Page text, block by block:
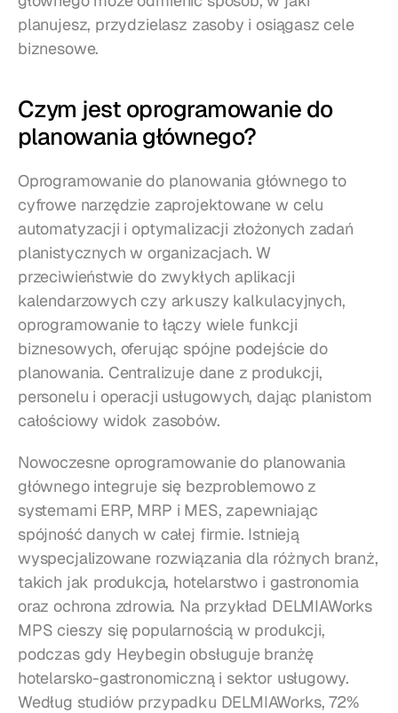
planujesz, przydzielasz zasoby i osiągasz cele
biznesowe.
Czym jest oprogramowanie do
planowania głównego?
Oprogramowanie do planowania głównego to
cyfrowe narzędzie zaprojektowane w celu
automatyzacji i optymalizacji złożonych zadań
planistycznych w organizacjach. W
przeciwieństwie do zwykłych aplikacji
kalendarzowych czy arkuszy kalkulacyjnych,
oprogramowanie to łączy wiele funkcji
biznesowych, oferując spójne podejście do
planowania. Centralizuje dane z produkcji,
personelu i operacji usługowych, dając planistom
całościowy widok zasobów.
Nowoczesne oprogramowanie do planowania
głównego integruje się bezproblemowo z
systemami ERP, MRP i MES, zapewniając
spójność danych w całej firmie. Istnieją
wyspecjalizowane rozwiązania dla różnych branż,
takich jak produkcja, hotelarstwo i gastronomia
oraz ochrona zdrowia. Na przykład DELMIAWorks
MPS cieszy się popularnością w produkcji,
podczas gdy Heybegin obsługuje branżę
hotelarsko-gastronomiczną i sektor usługowy.
Według studiów przypadku DELMIAWorks, 72%